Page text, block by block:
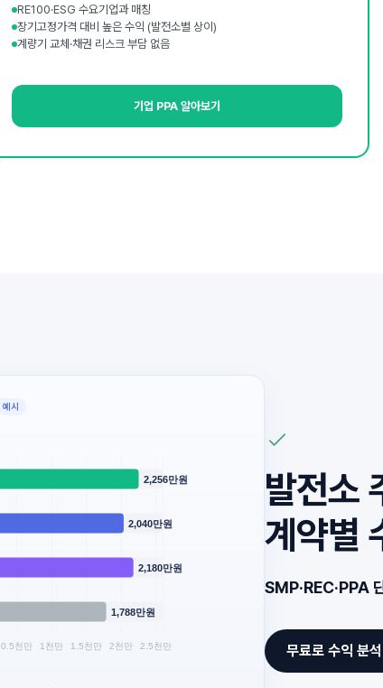
RE100·ESG 수요기업과 매칭
장기고정가격 대비 높은 수익 (발전소별 상이)
계량기 교체·채권 리스크 부담 없음
기업 PPA 알아보기
예시
0.5천만 1천만 1.5천만 2천만 2.5천만
2,256만원
2,040만원
2,180만원
1,788만원
발전소
계약별
SMP·REC·PPA
무료로 수익 분석